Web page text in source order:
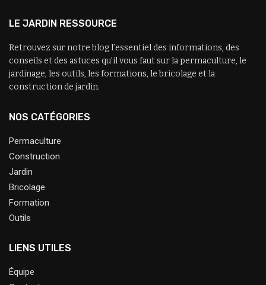
LE JARDIN RESSOURCE
Retrouvez sur notre blog l’essentiel des informations, des
conseils et des astuces qu’il vous faut sur la permaculture, le
jardinage, les outils, les formations, le bricolage et la
construction de jardin.
NOS CATÉGORIES
Permaculture
Construction
Jardin
Bricolage
Formation
Outils
LIENS UTILES
Équipe